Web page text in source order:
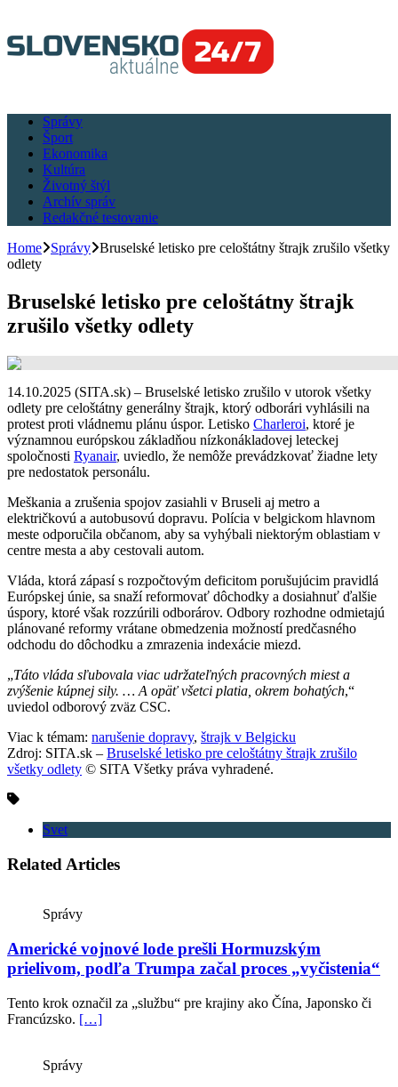
Správy
Šport
Ekonomika
Kultúra
Životný štýl
Archív správ
Redakčné testovanie
Home
Správy Bruselské letisko pre celoštátny štrajk zrušilo všetky
odlety
Bruselské letisko pre celoštátny štrajk
zrušilo všetky odlety
14.10.2025 (SITA.sk) – Bruselské letisko zrušilo v utorok všetky
odlety pre celoštátny generálny štrajk, ktorý odborári vyhlásili na
protest proti vládnemu plánu úspor. Letisko Charleroi, ktoré je
významnou európskou základňou nízkonákladovej leteckej
spoločnosti Ryanair, uviedlo, že nemôže prevádzkovať žiadne lety
pre nedostatok personálu.
Meškania a zrušenia spojov zasiahli v Bruseli aj metro a
električkovú a autobusovú dopravu. Polícia v belgickom hlavnom
meste odporučila občanom, aby sa vyhýbali niektorým oblastiam v
centre mesta a aby cestovali autom.
Vláda, ktorá zápasí s rozpočtovým deficitom porušujúcim pravidlá
Európskej únie, sa snaží reformovať dôchodky a dosiahnuť ďalšie
úspory, ktoré však rozzúrili odborárov. Odbory rozhodne odmietajú
plánované reformy vrátane obmedzenia možností predčasného
odchodu do dôchodku a zmrazenia indexácie miezd.
„Táto vláda sľubovala viac udržateľných pracovných miest a
zvýšenie kúpnej sily. … A opäť všetci platia, okrem bohatých,“
uviedol odborový zväz CSC.
Viac k témam: narušenie dopravy, štrajk v Belgicku
Zdroj: SITA.sk – Bruselské letisko pre celoštátny štrajk zrušilo
všetky odlety © SITA Všetky práva vyhradené.
Svet
Related Articles
Správy
Americké vojnové lode prešli Hormuzským
prielivom, podľa Trumpa začal proces „vyčistenia“
Tento krok označil za „službu“ pre krajiny ako Čína, Japonsko či
Francúzsko. […]
Správy